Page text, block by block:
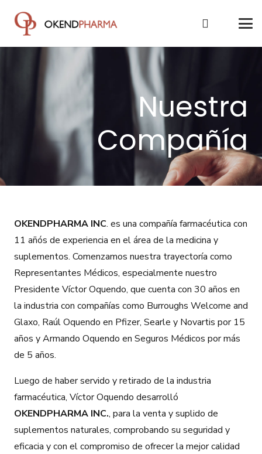
Nuestra
Compañía
OKENDPHARMA INC. es una compañía farmacéutica con
11 añós de experiencia en el área de la medicina y
suplementos. Comenzamos nuestra trayectoría como
Representantes Médicos, especialmente nuestro
Presidente Víctor Oquendo, que cuenta con 30 años en
la industria con compañías como Burroughs Welcome and
Glaxo, Raúl Oquendo en Pfizer, Searle y Novartis por 15
años y Armando Oquendo en Seguros Médicos por más
de 5 años.
Luego de haber servido y retirado de la industria
farmacéutica, Víctor Oquendo desarrolló
OKENDPHARMA INC., para la venta y suplido de
suplementos naturales, comprobando su seguridad y
eficacia y con el compromiso de ofrecer la mejor calidad